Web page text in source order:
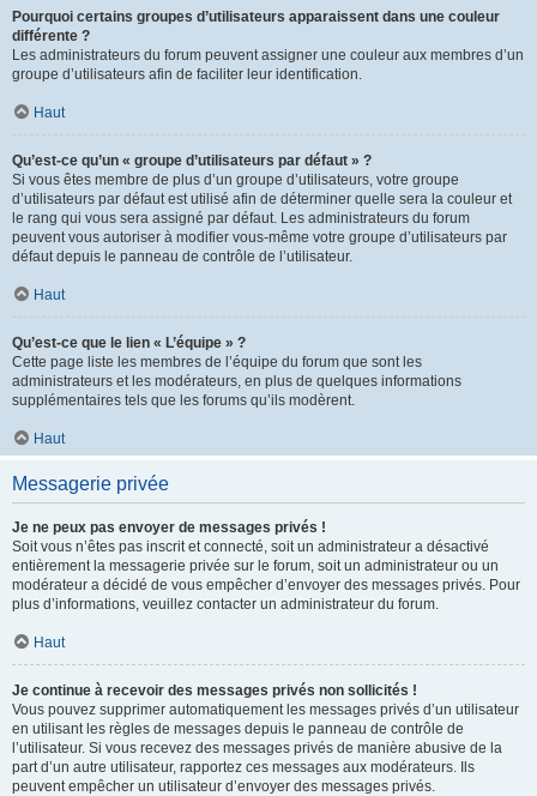
Pourquoi certains groupes d’utilisateurs apparaissent dans une couleur
différente ?
Les administrateurs du forum peuvent assigner une couleur aux membres d’un
groupe d’utilisateurs afin de faciliter leur identification.
Haut
Qu’est-ce qu’un « groupe d’utilisateurs par défaut » ?
Si vous êtes membre de plus d’un groupe d’utilisateurs, votre groupe
d’utilisateurs par défaut est utilisé afin de déterminer quelle sera la couleur et
le rang qui vous sera assigné par défaut. Les administrateurs du forum
peuvent vous autoriser à modifier vous-même votre groupe d’utilisateurs par
défaut depuis le panneau de contrôle de l’utilisateur.
Haut
Qu’est-ce que le lien « L’équipe » ?
Cette page liste les membres de l’équipe du forum que sont les
administrateurs et les modérateurs, en plus de quelques informations
supplémentaires tels que les forums qu’ils modèrent.
Haut
Messagerie privée
Je ne peux pas envoyer de messages privés !
Soit vous n’êtes pas inscrit et connecté, soit un administrateur a désactivé
entièrement la messagerie privée sur le forum, soit un administrateur ou un
modérateur a décidé de vous empêcher d’envoyer des messages privés. Pour
plus d’informations, veuillez contacter un administrateur du forum.
Haut
Je continue à recevoir des messages privés non sollicités !
Vous pouvez supprimer automatiquement les messages privés d’un utilisateur
en utilisant les règles de messages depuis le panneau de contrôle de
l’utilisateur. Si vous recevez des messages privés de manière abusive de la
part d’un autre utilisateur, rapportez ces messages aux modérateurs. Ils
peuvent empêcher un utilisateur d’envoyer des messages privés.